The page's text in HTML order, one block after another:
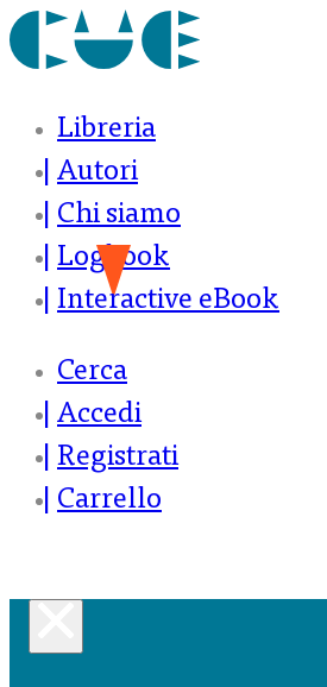
Libreria
Autori
Chi siamo
Logbook
Interactive eBook
Cerca
Accedi
Registrati
Carrello